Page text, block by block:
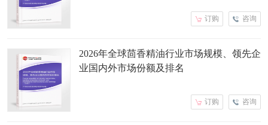
咨询
订购
2026年全球茴香精油行业市场规模、领先企
业国内外市场份额及排名
咨询
订购